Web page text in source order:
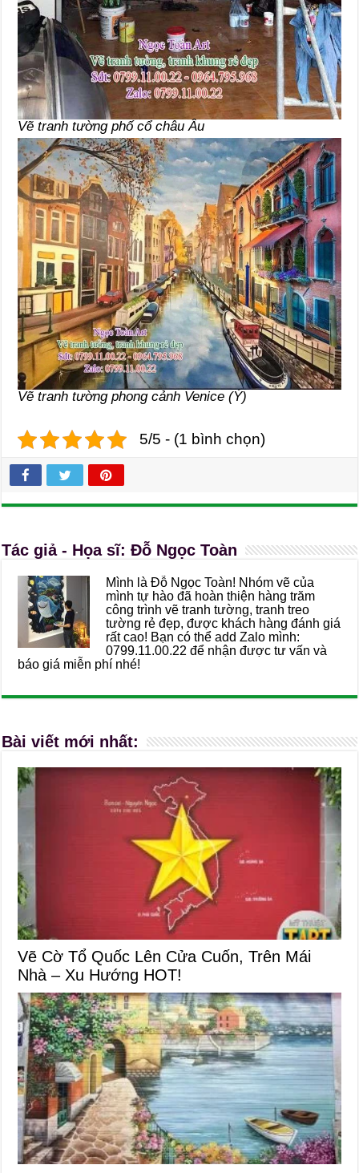
Vẽ tranh tường phố cổ châu Âu
Vẽ tranh tường phong cảnh Venice (Ý)
5/5 - (1 bình chọn)
Tác giả - Họa sĩ: Đỗ Ngọc Toàn
Mình là Đỗ Ngọc Toàn! Nhóm vẽ của
mình tự hào đã hoàn thiện hàng trăm
công trình vẽ tranh tường, tranh treo
tường rẻ đẹp, được khách hàng đánh giá
rất cao! Bạn có thể add Zalo mình:
0799.11.00.22 để nhận được tư vấn và
báo giá miễn phí nhé!
Bài viết mới nhất:
Vẽ Cờ Tổ Quốc Lên Cửa Cuốn, Trên Mái
Nhà – Xu Hướng HOT!